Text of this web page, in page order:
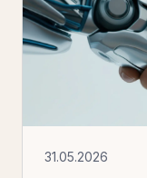
31.05.2026